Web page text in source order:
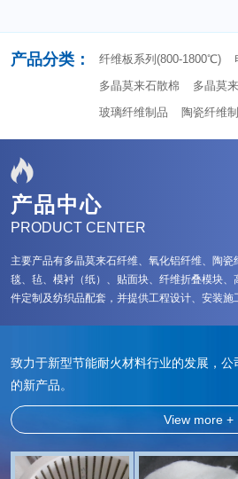
产品分类： 纤维板系列(800-1800℃)
多晶莫来石散棉
多晶莫
玻璃纤维制品
陶瓷纤维
产品中心
PRODUCT CENTER
主要产品有多晶莫来石纤维、氧化铝纤维、陶瓷
毯、毡、模衬（纸）、贴面块、纤维折叠模块
件定制及纺织品配套，并提供工程设计、安装施
致力于新型节能耐火材料行业的发展，
的新产品。
View more +